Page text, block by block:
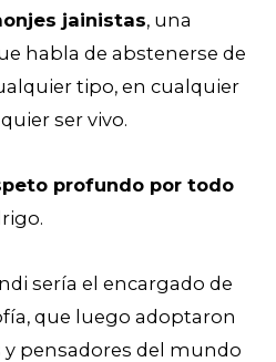
jainistas, una
habla de abstenerse de
tipo, en cualquier
ser vivo.
profundo por todo
sería el encargado de
que luego adoptaron
pensadores del mundo